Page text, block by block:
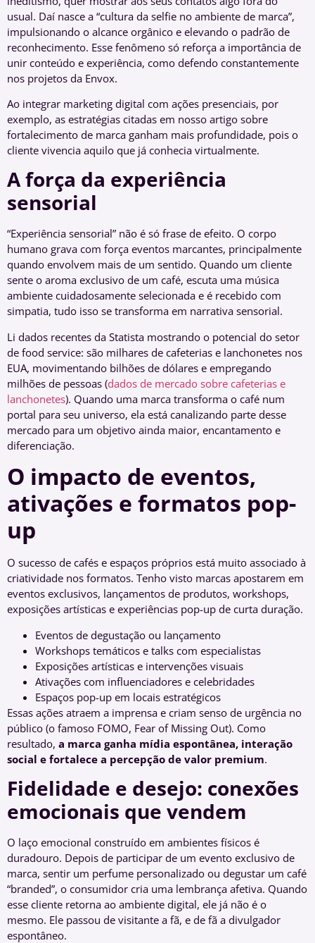
usual. Daí nasce a “cultura da selfie no ambiente de marca”,
impulsionando o alcance orgânico e elevando o padrão de
reconhecimento. Esse fenômeno só reforça a importância de
unir conteúdo e experiência, como defendo constantemente
nos projetos da Envox.
Ao integrar marketing digital com ações presenciais, por
exemplo, as estratégias citadas em nosso artigo sobre
fortalecimento de marca ganham mais profundidade, pois o
cliente vivencia aquilo que já conhecia virtualmente.
A força da experiência
sensorial
“Experiência sensorial” não é só frase de efeito. O corpo
humano grava com força eventos marcantes, principalmente
quando envolvem mais de um sentido. Quando um cliente
sente o aroma exclusivo de um café, escuta uma música
ambiente cuidadosamente selecionada e é recebido com
simpatia, tudo isso se transforma em narrativa sensorial.
Li dados recentes da Statista mostrando o potencial do setor
de food service: são milhares de cafeterias e lanchonetes nos
EUA, movimentando bilhões de dólares e empregando
milhões de pessoas (dados de mercado sobre cafeterias e
lanchonetes). Quando uma marca transforma o café num
portal para seu universo, ela está canalizando parte desse
mercado para um objetivo ainda maior, encantamento e
diferenciação.
O impacto de eventos,
ativações e formatos pop-
up
O sucesso de cafés e espaços próprios está muito associado à
criatividade nos formatos. Tenho visto marcas apostarem em
eventos exclusivos, lançamentos de produtos, workshops,
exposições artísticas e experiências pop-up de curta duração.
Eventos de degustação ou lançamento
Workshops temáticos e talks com especialistas
Exposições artísticas e intervenções visuais
Ativações com influenciadores e celebridades
Espaços pop-up em locais estratégicos
Essas ações atraem a imprensa e criam senso de urgência no
público (o famoso FOMO, Fear of Missing Out). Como
resultado, a marca ganha mídia espontânea, interação
social e fortalece a percepção de valor premium.
Fidelidade e desejo: conexões
emocionais que vendem
O laço emocional construído em ambientes físicos é
duradouro. Depois de participar de um evento exclusivo de
marca, sentir um perfume personalizado ou degustar um café
“branded”, o consumidor cria uma lembrança afetiva. Quando
esse cliente retorna ao ambiente digital, ele já não é o
mesmo. Ele passou de visitante a fã, e de fã a divulgador
espontâneo.